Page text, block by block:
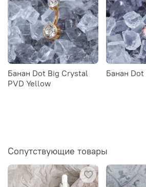
Банан Dot Big Crystal
PVD Yellow
Банан Dot
Сопутствующие товары